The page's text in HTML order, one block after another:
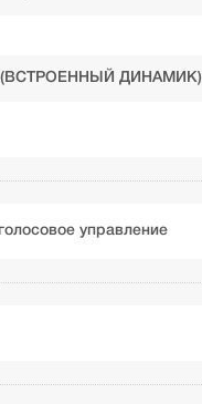
(ВСТРОЕННЫЙ ДИНАМИК)
управление